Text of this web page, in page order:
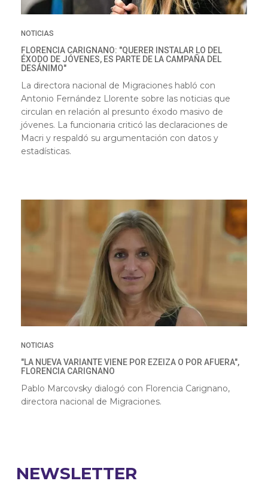
NOTICIAS
FLORENCIA CARIGNANO: "QUERER INSTALAR LO DEL
ÉXODO DE JÓVENES, ES PARTE DE LA CAMPAÑA DEL
DESÁNIMO"
La directora nacional de Migraciones habló con
Antonio Fernández Llorente sobre las noticias que
circulan en relación al presunto éxodo masivo de
jóvenes. La funcionaria criticó las declaraciones de
Macri y respaldó su argumentación con datos y
estadísticas.
NOTICIAS
"LA NUEVA VARIANTE VIENE POR EZEIZA O POR AFUERA",
FLORENCIA CARIGNANO
Pablo Marcovsky dialogó con Florencia Carignano,
directora nacional de Migraciones.
NEWSLETTER